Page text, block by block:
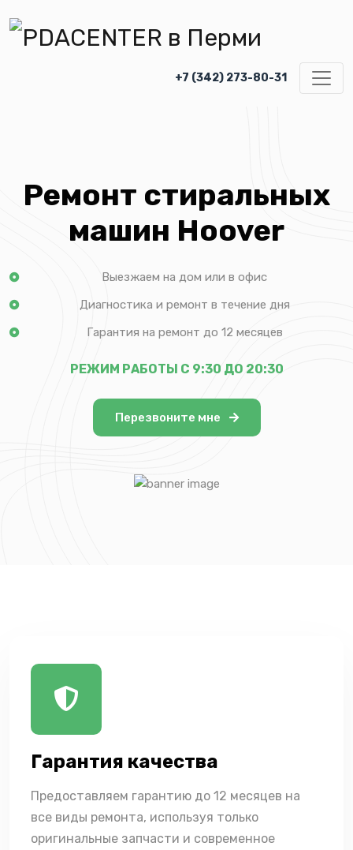
+7 (342) 273-80-31
Ремонт стиральных
машин Hoover
Выезжаем на дом или в офис
Диагностика и ремонт в течение дня
Гарантия на ремонт до 12 месяцев
РЕЖИМ РАБОТЫ С 9:30 ДО 20:30
Перезвоните мне
Гарантия качества
Предоставляем гарантию до 12 месяцев на
все виды ремонта, используя только
оригинальные запчасти и современное